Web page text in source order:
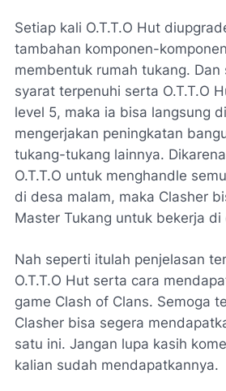
Setiap kali O.T.T.O Hut
tambahan komponen-
membentuk rumah tukang. Dan
syarat terpenuhi serta O.T.T.O
level 5, maka ia bisa langsung
mengerjakan peningkatan
tukang-tukang lainnya.
O.T.T.O untuk menghandle
di desa malam, maka Clasher
Master Tukang untuk bekerja di
Nah seperti itulah penjelasan
O.T.T.O Hut serta cara
game Clash of Clans. Semoga
Clasher bisa segera
satu ini. Jangan lupa kasih
kalian sudah mendapatkannya.